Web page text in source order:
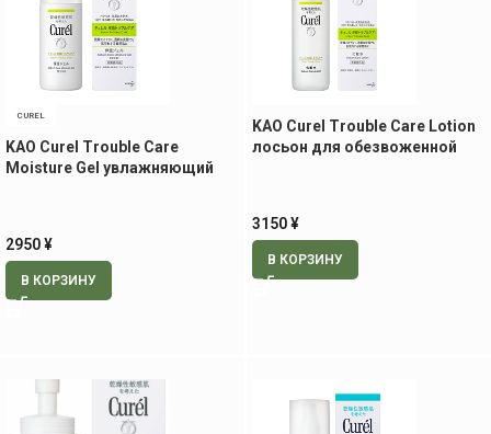
CUREL
KAO Curel Trouble Care
Moisture Gel увлажняющий
2950¥
В КОРЗИНУ
KAO Curel Trouble Care Lotion
лосьон для обезвоженной
3150¥
В КОРЗИНУ